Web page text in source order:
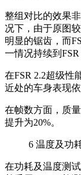
整组对比的效果
况下，由于原图
明显的锯齿，而
一情况持续到FSR
在FSR 2.2超级性
近处的车身表现依
在帧数方面，质
提升为20%。
6 温度及功
在功耗及温度测